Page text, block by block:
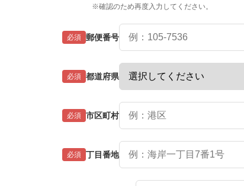
※確認のため再度入力してください。
必須 郵便番号
必須 都道府県
必須 市区町村
必須 丁目番地